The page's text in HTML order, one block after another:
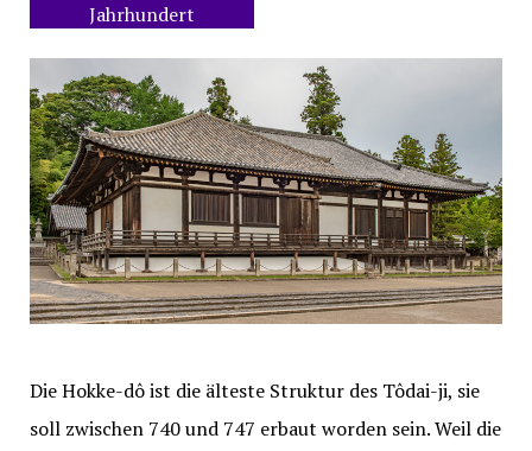
Jahrhundert
Die Hokke-dô ist die älteste Struktur des Tôdai-ji, sie
soll zwischen 740 und 747 erbaut worden sein. Weil die